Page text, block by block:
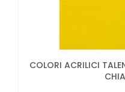
COLORI ACRILICI